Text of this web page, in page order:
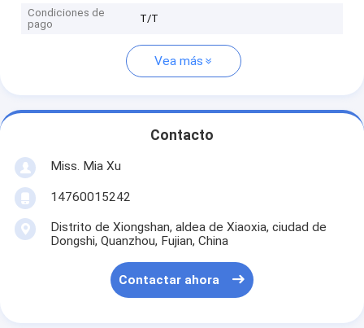
Condiciones de
pago
T/T
Vea más
Contacto
Miss. Mia Xu
14760015242
Distrito de Xiongshan, aldea de Xiaoxia, ciudad de
Dongshi, Quanzhou, Fujian, China
Contactar ahora